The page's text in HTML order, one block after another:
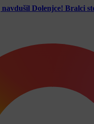
Dolenjce! Bralci